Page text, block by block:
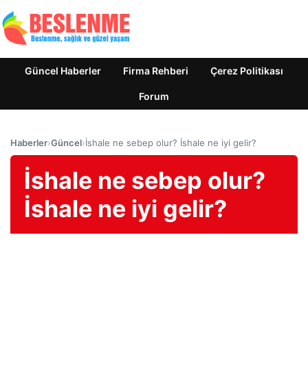
Güncel Haberler Firma Rehberi Çerez Politikası
Forum
Haberler›Güncel›İshale ne sebep olur? İshale ne iyi gelir?
İshale ne sebep olur?
İshale ne iyi gelir?